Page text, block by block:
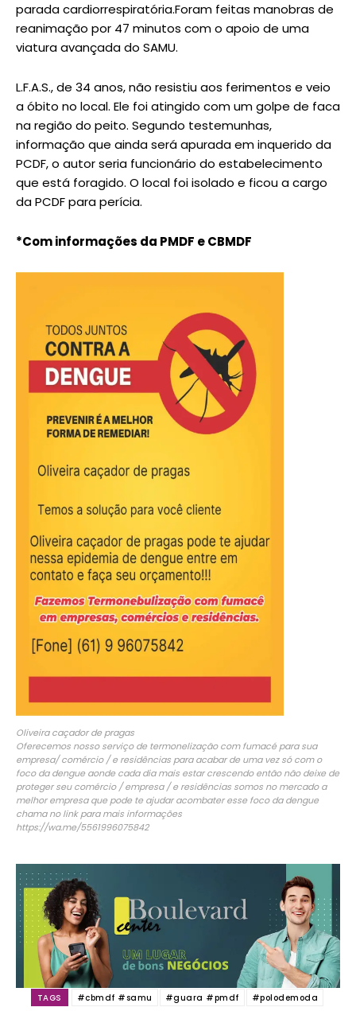
parada cardiorrespiratória.Foram feitas manobras de
reanimação por 47 minutos com o apoio de uma
viatura avançada do SAMU.
L.F.A.S., de 34 anos, não resistiu aos ferimentos e veio
a óbito no local. Ele foi atingido com um golpe de faca
na região do peito. Segundo testemunhas,
informação que ainda será apurada em inquerido da
PCDF, o autor seria funcionário do estabelecimento
que está foragido. O local foi isolado e ficou a cargo
da PCDF para perícia.
*Com informações da PMDF e CBMDF
Oliveira caçador de pragas
Oferecemos nosso serviço de termonelização com fumacé para sua
empresa/ comércio / e residências para acabar de uma vez só com o
foco da dengue aonde cada dia mais estar crescendo então não deixe de
proteger seu comércio / empresa / e residências somos no mercado a
melhor empresa que pode te ajudar acombater esse foco da dengue
chama no link para mais informações
https://wa.me/5561996075842
TAGS #cbmdf #samu #guara #pmdf #polodemoda